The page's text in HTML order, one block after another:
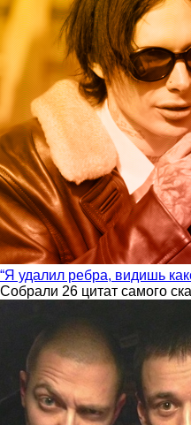
“Я удалил ребра, видишь
Собрали 26 цитат самого